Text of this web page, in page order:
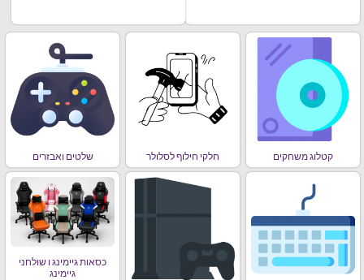
קטלוג משחקים חלקי חילוף לסלולר שלטים ואבזרים
כסאות גיימינג ו שולחני
גיימינג